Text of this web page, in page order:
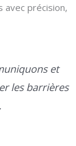
avec précision,
et
les barrières